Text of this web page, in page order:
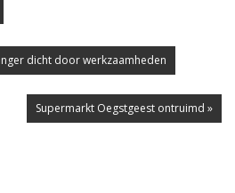
dicht door werkzaamheden
Supermarkt Oegstgeest ontruimd »